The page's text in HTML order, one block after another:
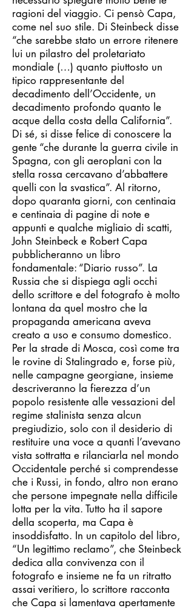
ragioni del viaggio. Ci pensò Capa,
come nel suo stile. Di Steinbeck disse
“che sarebbe stato un errore ritenere
lui un pilastro del proletariato
mondiale (…) quanto piuttosto un
tipico rappresentante del
decadimento dell’Occidente, un
decadimento profondo quanto le
acque della costa della California”.
Di sé, si disse felice di conoscere la
gente “che durante la guerra civile in
Spagna, con gli aeroplani con la
stella rossa cercavano d’abbattere
quelli con la svastica”. Al ritorno,
dopo quaranta giorni, con centinaia
e centinaia di pagine di note e
appunti e qualche migliaio di scatti,
John Steinbeck e Robert Capa
pubblicheranno un libro
fondamentale: “Diario russo”. La
Russia che si dispiega agli occhi
dello scrittore e del fotografo è molto
lontana da quel mostro che la
propaganda americana aveva
creato a uso e consumo domestico.
Per la strade di Mosca, così come tra
le rovine di Stalingrado e, forse più,
nelle campagne georgiane, insieme
descriveranno la fierezza d’un
popolo resistente alle vessazioni del
regime stalinista senza alcun
pregiudizio, solo con il desiderio di
restituire una voce a quanti l’avevano
vista sottratta e rilanciarla nel mondo
Occidentale perché si comprendesse
che i Russi, in fondo, altro non erano
che persone impegnate nella difficile
lotta per la vita. Tutto ha il sapore
della scoperta, ma Capa è
insoddisfatto. In un capitolo del libro,
“Un legittimo reclamo”, che Steinbeck
dedica alla convivenza con il
fotografo e insieme ne fa un ritratto
assai veritiero, lo scrittore racconta
che Capa si lamentava apertamente